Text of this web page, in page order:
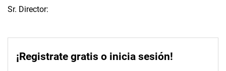
Sr. Director:
¡Registrate gratis o inicia sesión!